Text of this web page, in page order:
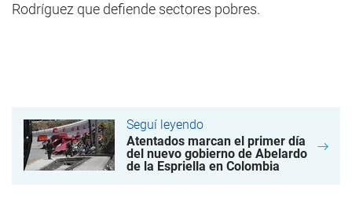
Rodríguez que defiende sectores pobres.
Seguí leyendo
Atentados marcan el primer día
del nuevo gobierno de Abelardo
de la Espriella en Colombia